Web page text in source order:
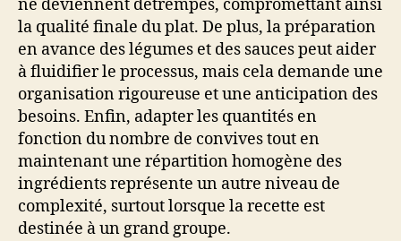
ne deviennent détrempés, compromettant ainsi
la qualité finale du plat. De plus, la préparation
en avance des légumes et des sauces peut aider
à fluidifier le processus, mais cela demande une
organisation rigoureuse et une anticipation des
besoins. Enfin, adapter les quantités en
fonction du nombre de convives tout en
maintenant une répartition homogène des
ingrédients représente un autre niveau de
complexité, surtout lorsque la recette est
destinée à un grand groupe.